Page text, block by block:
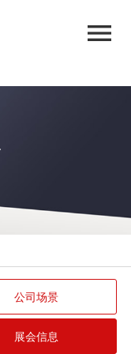
menu
公司场景
展会信息